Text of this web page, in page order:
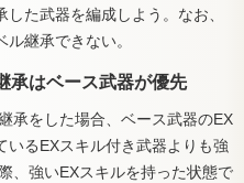
た武器を編成しよう。なお、
継承できない。
承はベース武器が優先
承をした場合、ベース武器のEX
いるEXスキル付き武器よりも強
、強いEXスキルを持った状態で